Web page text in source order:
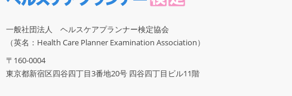
一般社団法人 ヘルスケアプランナー検定協会
（英名：Health Care Planner Examination Association）
〒160-0004
東京都新宿区四谷四丁目3番地20号 四谷四丁目ビル11階